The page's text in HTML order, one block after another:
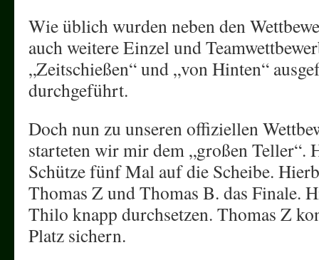
Wie üblich wurden neben den
auch weitere Einzel und
„Zeitschießen“ und „von Hinten“
durchgeführt.
Doch nun zu unseren offiziellen
starteten wir mir dem „großen Teller“.
Schütze fünf Mal auf die Scheibe.
Thomas Z und Thomas B. das Finale.
Thilo knapp durchsetzen. Thomas Z
Platz sichern.